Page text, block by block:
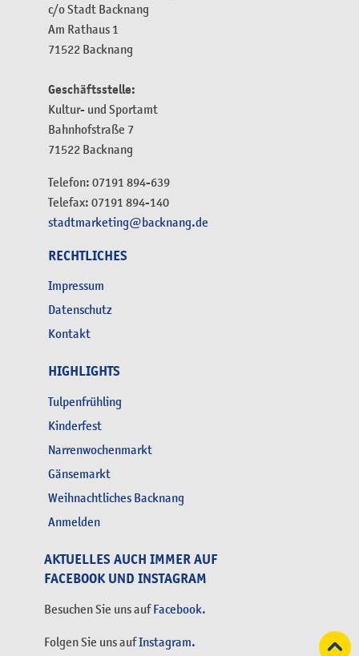
c/o Stadt Backnang
Am Rathaus 1
71522 Backnang
Geschäftsstelle:
Kultur- und Sportamt
Bahnhofstraße 7
71522 Backnang
Telefon: 07191 894-639
Telefax: 07191 894-140
stadtmarketing@backnang.de
RECHTLICHES
Impressum
Datenschutz
Kontakt
HIGHLIGHTS
Tulpenfrühling
Kinderfest
Narrenwochenmarkt
Gänsemarkt
Weihnachtliches Backnang
Anmelden
AKTUELLES AUCH IMMER AUF
FACEBOOK UND INSTAGRAM
Besuchen Sie uns aufFacebook.
Folgen Sie uns aufInstagram.